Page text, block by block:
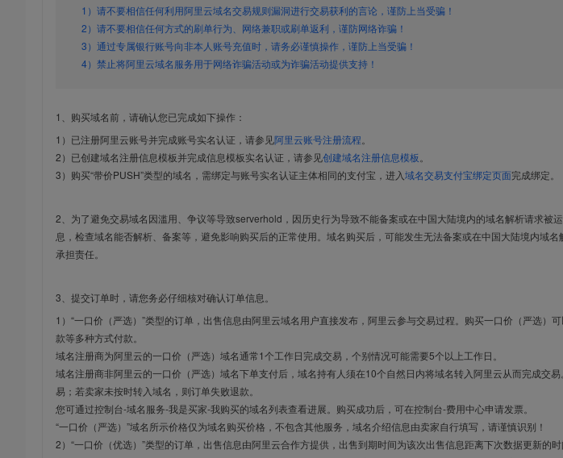
1）请不要相信任何利用阿里云域名交易规则漏洞进行交易获利的言论，谨防上当受骗！
2）请不要相信任何方式的刷单行为、网络兼职或刷单返利，谨防网络诈骗！
3）通过专属银行账号向非本人账号充值时，请务必谨慎操作，谨防上当受骗！
4）禁止将阿里云域名服务用于网络诈骗活动或为诈骗活动提供支持！
1、购买域名前，请确认您已完成如下操作：
1）已注册阿里云账号并完成账号实名认证，请参见阿里云账号注册流程
2）已创建域名注册信息模板并完成信息模板实名认证，请参见创建域名注册信息模板
3）购买“带价PUSH”类型的域名，需绑定与账号实名认证主体相同的支付宝，进入域名交易支付宝绑定页面完成绑定。
2、为了避免交易域名因滥用、争议等导致serverhold，因历史行为导致不能备案或在中国大陆境内的域名解析请求被
息，检查域名能否解析、备案等，避免影响购买后的正常使用。域名购买后，可能发生无法备案或在中国大陆境内域
承担责任。
3、提交订单时，请您务必仔细核对确认订单信息。
1）“一口价（严选）”类型的订单，出售信息由阿里云域名用户直接发布，阿里云参与交易过程。购买一口价（严选）
款等多种方式付款。
域名注册商为阿里云的一口价（严选）域名通常1个工作日完成交易，个别情况可能需要5个以上工作日。
域名注册商非阿里云的一口价（严选）域名下单支付后，域名持有人须在10个自然日内将域名转入阿里云从而完成交
易；若卖家未按时转入域名，则订单失败退款。
您可通过控制台-域名服务-我是买家-我购买的域名列表查看进展。购买成功后，可在控制台-费用中心申请发票。
“一口价（严选）”域名所示价格仅为域名购买价格，不包含其他服务，域名介绍信息由卖家自行填写，请谨慎识别！
2）“一口价（优选）”类型的订单，出售信息由阿里云合作方提供，出售到期时间为该次出售信息距离下次数据更新的